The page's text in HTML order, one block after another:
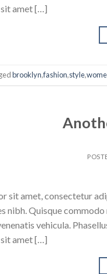
amet […]
brooklyn,fashion,style,
sit amet, consectetur
nibh. Quisque
vehicula.
amet […]